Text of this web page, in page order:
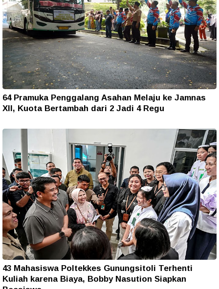
64 Pramuka Penggalang Asahan Melaju ke Jamnas
XII, Kuota Bertambah dari 2 Jadi 4 Regu
43 Mahasiswa Poltekkes Gunungsitoli Terhenti
Kuliah karena Biaya, Bobby Nasution Siapkan